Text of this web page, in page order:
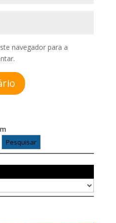
navegador para a
Pesquisar